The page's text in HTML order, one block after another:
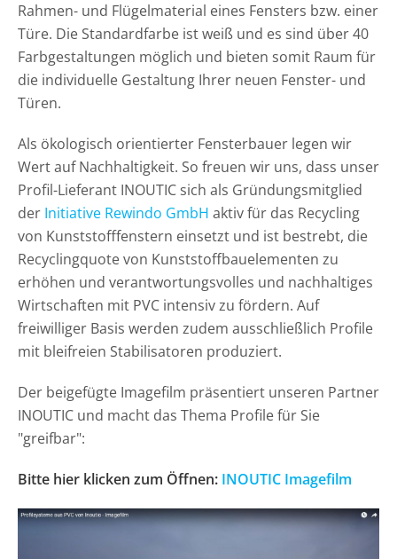
Rahmen- und Flügelmaterial eines Fensters bzw. einer
Türe. Die Standardfarbe ist weiß und es sind über 40
Farbgestaltungen möglich und bieten somit Raum für
die individuelle Gestaltung Ihrer neuen Fenster- und
Türen.
Als ökologisch orientierter Fensterbauer legen wir
Wert auf Nachhaltigkeit. So freuen wir uns, dass unser
Profil-Lieferant INOUTIC sich als Gründungsmitglied
der Initiative Rewindo GmbH aktiv für das Recycling
von Kunststofffenstern einsetzt und ist bestrebt, die
Recyclingquote von Kunststoffbauelementen zu
erhöhen und verantwortungsvolles und nachhaltiges
Wirtschaften mit PVC intensiv zu fördern. Auf
freiwilliger Basis werden zudem ausschließlich Profile
mit bleifreien Stabilisatoren produziert.
Der beigefügte Imagefilm präsentiert unseren Partner
INOUTIC und macht das Thema Profile für Sie
"greifbar":
Bitte hier klicken zum Öffnen: INOUTIC Imagefilm